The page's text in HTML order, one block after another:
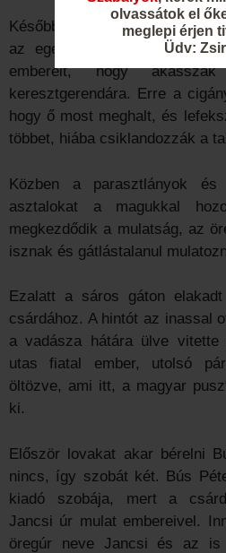
olvassátok el
meglepi érjen
Üdv:
Később kiderül, hogy a cigány
az egeret, erre a nagy úr
embereit, hogy
keresztgerendára. Erre a
hogy ő most meghalt, és
többet, hiába csiklandozzák a
Közben a parasztlányok
asztalokat a magukkal
megkezdődik a mulatság, az
isznak és gátlástalanul
Ezalatt a sáros gáton
csárdához. A hintót az inassal
a vadásza hátára ülve
utas fiatal ember, utolsó
öltözve, ami itt, a magyar
ki.
Először lovakat akar bérelni
nincs, így szobát két. Bús
kiadó szobája, mert a
Jancsi úr mulat embereivel.
öregúr neve Jancsi és az is